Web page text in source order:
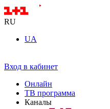
RU
UA
Вход в кабинет
Онлайн
ТВ программа
Каналы